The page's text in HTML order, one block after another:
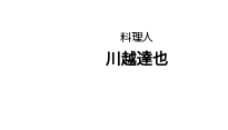
料理人
川越達也